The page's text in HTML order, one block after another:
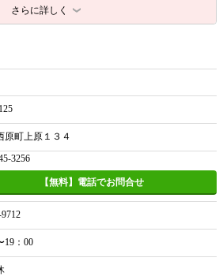
さらに詳しく
原町上原１３４
3256
【無料】電話でお問合せ
19：00